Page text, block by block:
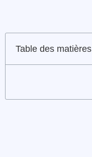
Table des matières